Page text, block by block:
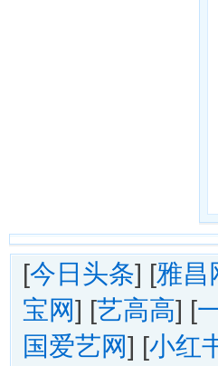
[今日头条] [雅昌
宝网] [艺高高] [
国爱艺网] [小红